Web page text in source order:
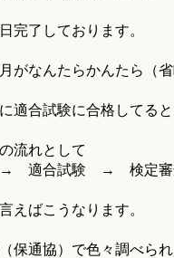
完了しております。
がなんたらかんたら（
適合試験に合格してると
流れとして
→ 適合試験 → 検定
えばこうなります。
保通協）で色々調べら